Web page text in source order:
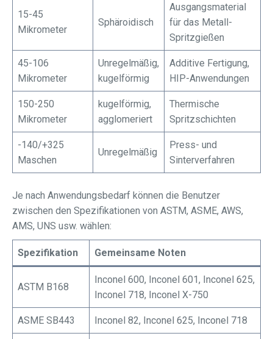
15-45
Mikrometer
Sphäroidisch
Ausgangsmaterial
für das Metall-
Spritzgießen
45-106
Mikrometer
Unregelmäßig,
kugelförmig
Additive Fertigung,
HIP-Anwendungen
150-250
Mikrometer
kugelförmig,
agglomeriert
Thermische
Spritzschichten
-140/+325
Maschen
Unregelmäßig
Press- und
Sinterverfahren
Je nach Anwendungsbedarf können die Benutzer
zwischen den Spezifikationen von ASTM, ASME, AWS,
AMS, UNS usw. wählen:
Spezifikation Gemeinsame Noten
ASTM B168
Inconel 600, Inconel 601, Inconel 625,
Inconel 718, Inconel X-750
ASME SB443 Inconel 82, Inconel 625, Inconel 718